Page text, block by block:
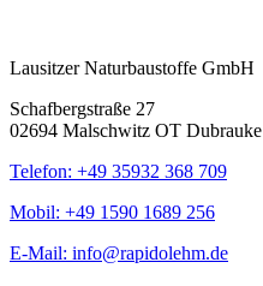
Lausitzer Naturbaustoffe GmbH
Schafbergstraße 27
02694 Malschwitz OT Dubrauke
Telefon: +49 35932 368 709
Mobil: +49 1590 1689 256
E-Mail: info@rapidolehm.de